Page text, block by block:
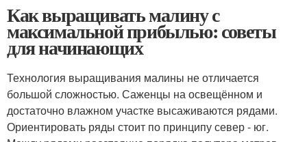
Как выращивать малину с
максимальной прибылью: советы
для начинающих
Технология выращивания малины не отличается
большой сложностью. Саженцы на освещённом и
достаточно влажном участке высаживаются рядами.
Ориентировать ряды стоит по принципу север - юг.